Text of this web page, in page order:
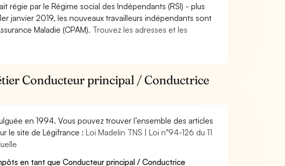
par le Régime social des Indépendants (RSI) - plus
janvier 2019, les nouveaux travailleurs indépendants sont
Maladie (CPAM). Trouvez les adresses et les
Conducteur principal / Conductrice
en 1994. Vous pouvez trouver l’ensemble des articles
le site de Légifrance :Loi Madelin TNS | Loi n°94-126 du 11
en tant que Conducteur principal / Conductrice